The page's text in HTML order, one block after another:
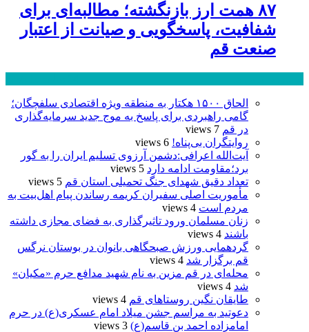
۸۷ همت ارز بازنگشته؛ مطالبه‌ای برای
شفافیت، پاسخگویی و صیانت از اعتبار
صنعت قم
الحاق ۱۵۰۰ هکتار به منطقه ویژه اقتصادی سلفچگان؛
گامی راهبردی برای پاسخ به موج جدید سرمایه‌گذاری
در قم 7 views
روایتگران بی‌پناه! 6 views
آیت‌الله اعرافی:دشمن آرزوی تسلیم ایران را به گور
برد؛مقاومت ادامه دارد 5 views
تعداد دقیق شهدای جنگ تحمیلی استان قم 5 views
مأموریت اصلی سفیران کریمه رساندن پیام اهل‌بیت به
مردم است 4 views
زنان مسلمان ورود تاثیرگذاری به فضای مجازی داشته
باشند 4 views
گردهمایی ورزش صبحگاهی بانوان در بوستان نرگس
قم برگزار شد 4 views
محله‌ای در قم مزین به نام شهید مدافع حرم «مکیان»
شد 4 views
طایقان نگین روستاهای قم 4 views
دعوتید به مراسم جشن میلاد امام عسکری(ع) در حرم
امامزاده احمد بن قاسم(ع) 3 views